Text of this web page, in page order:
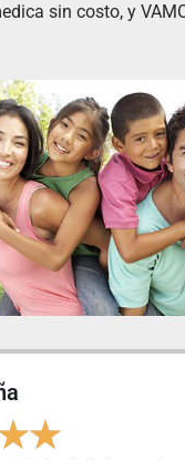
sin costo, y
★